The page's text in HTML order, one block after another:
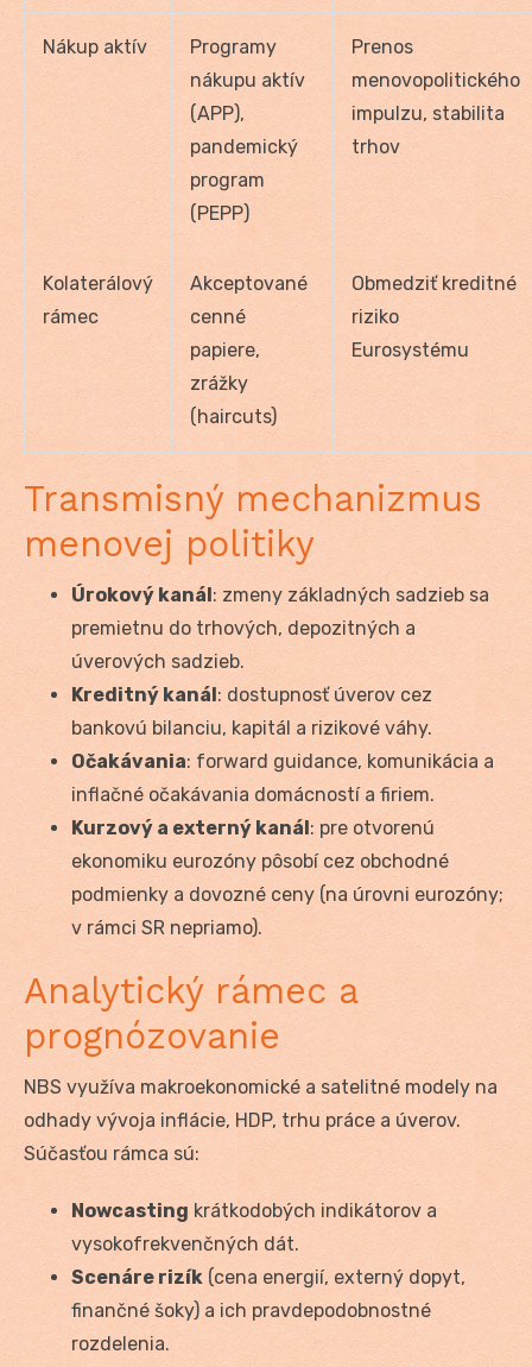
Nákup aktív
Programy
nákupu aktív
(APP),
pandemický
program
(PEPP)
Prenos
menovopolitického
impulzu, stabilita
trhov
Kolaterálový
rámec
Akceptované
cenné
papiere,
zrážky
(haircuts)
Obmedziť kreditné
riziko
Eurosystému
Transmisný mechanizmus
menovej politiky
Úrokový kanál: zmeny základných sadzieb sa
premietnu do trhových, depozitných a
úverových sadzieb.
Kreditný kanál: dostupnosť úverov cez
bankovú bilanciu, kapitál a rizikové váhy.
Očakávania: forward guidance, komunikácia a
inflačné očakávania domácností a firiem.
Kurzový a externý kanál: pre otvorenú
ekonomiku eurozóny pôsobí cez obchodné
podmienky a dovozné ceny (na úrovni eurozóny;
v rámci SR nepriamo).
Analytický rámec a
prognózovanie
NBS využíva makroekonomické a satelitné modely na
odhady vývoja inflácie, HDP, trhu práce a úverov.
Súčasťou rámca sú:
Nowcasting krátkodobých indikátorov a
vysokofrekvenčných dát.
Scenáre rizík (cena energií, externý dopyt,
finančné šoky) a ich pravdepodobnostné
rozdelenia.